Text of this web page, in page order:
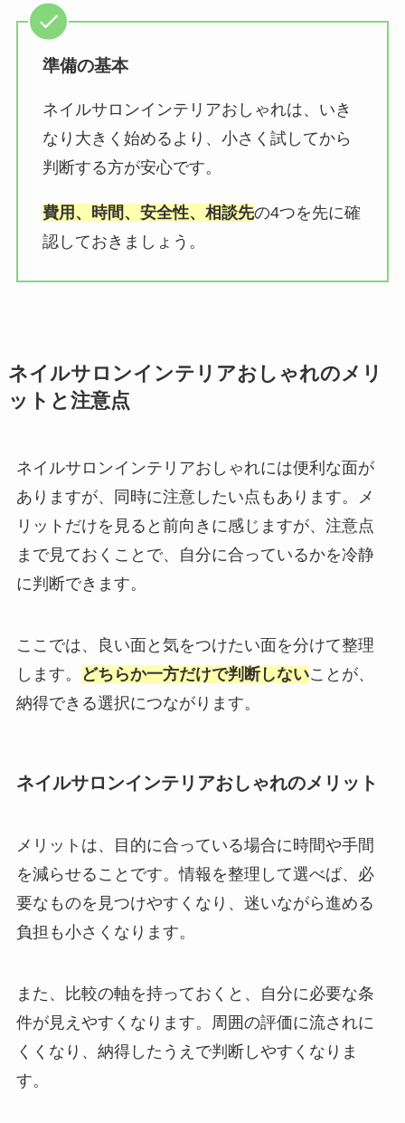
準備の基本
ネイルサロンインテリアおしゃれは、いき
なり大きく始めるより、小さく試してから
判断する方が安心です。
費用、時間、安全性、相談先の4つを先に確
認しておきましょう。
ネイルサロンインテリアおしゃれのメリ
ットと注意点
ネイルサロンインテリアおしゃれには便利な面が
ありますが、同時に注意したい点もあります。メ
リットだけを見ると前向きに感じますが、注意点
まで見ておくことで、自分に合っているかを冷静
に判断できます。
ここでは、良い面と気をつけたい面を分けて整理
します。
どちらか一方だけで判断しないことが、
納得できる選択につながります。
ネイルサロンインテリアおしゃれのメリット
メリットは、目的に合っている場合に時間や手間
を減らせることです。情報を整理して選べば、必
要なものを見つけやすくなり、迷いながら進める
負担も小さくなります。
また、比較の軸を持っておくと、自分に必要な条
件が見えやすくなります。周囲の評価に流されに
くくなり、納得したうえで判断しやすくなりま
す。